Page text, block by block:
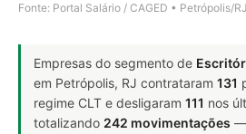
Fonte: Portal Salário / CAGED • Petrópolis/
Empresas do segmento de
em Petrópolis, RJ contrataram 131
regime CLT e desligaram 111 nos
totalizando 242 movimentações —